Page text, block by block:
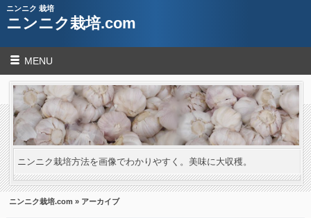
ニンニク 栽培
ニンニク栽培.com
MENU
ニンニク栽培方法を画像でわかりやすく。美味に大収穫。
ニンニク栽培.com » アーカイブ